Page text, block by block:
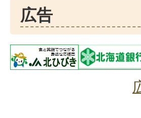
広告